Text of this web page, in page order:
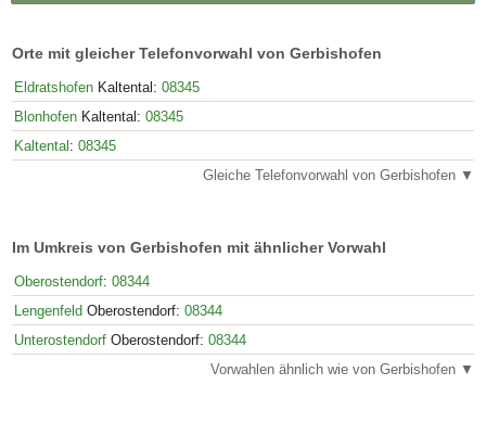
Orte mit gleicher Telefonvorwahl von Gerbishofen
Eldratshofen Kaltental: 08345
Blonhofen Kaltental: 08345
Kaltental : 08345
Gleiche Telefonvorwahl von Gerbishofen ▼
Im Umkreis von Gerbishofen mit ähnlicher Vorwahl
Oberostendorf: 08344
Lengenfeld Oberostendorf: 08344
Unterostendorf Oberostendorf: 08344
Vorwahlen ähnlich wie von Gerbishofen ▼